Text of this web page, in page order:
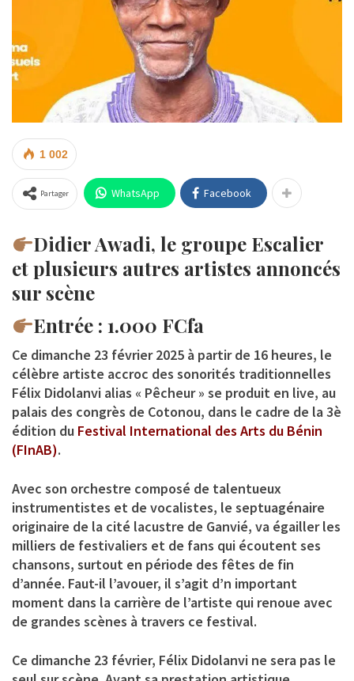
1 002
Partager WhatsApp Facebook
Didier Awadi, le groupe Escalier
et plusieurs autres artistes annoncés
sur scène
Entrée : 1.000 FCfa
Ce dimanche 23 février 2025 à partir de 16 heures, le
célèbre artiste accroc des sonorités traditionnelles
Félix Didolanvi alias « Pêcheur» se produit en live, au
palais des congrès de Cotonou, dans le cadre de la 3è
édition du Festival International des Arts du Bénin
(FInAB).
Avec son orchestre composé de talentueux
instrumentistes et de vocalistes, le septuagénaire
originaire de la cité lacustre de Ganvié, va égailler les
milliers de festivaliers et de fans qui écoutent ses
chansons, surtout en période des fêtes de fin
d’année. Faut-il l’avouer, il s’agit d’n important
moment dans la carrière de l’artiste qui renoue avec
de grandes scènes à travers ce festival.
Ce dimanche 23 février, Félix Didolanvi ne sera pas le